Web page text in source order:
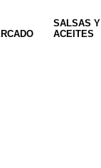
SALSAS Y
ACEITES